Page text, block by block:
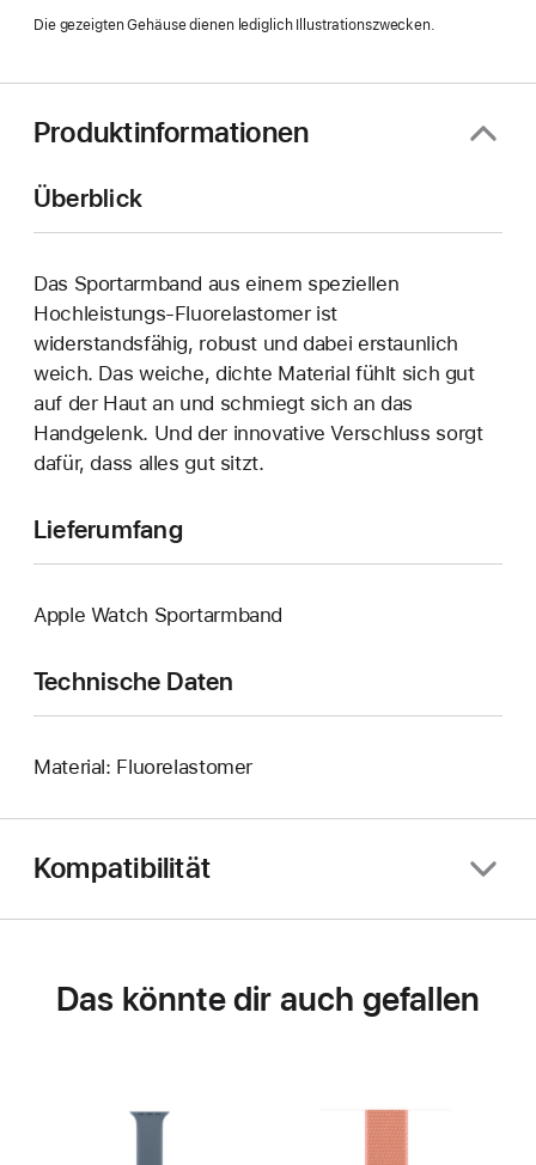
Die gezeigten Gehäuse dienen lediglich Illustrationszwecken.
Produktinformationen
Überblick
Das Sportarmband aus einem speziellen
Hochleistungs-Fluorelastomer ist
widerstandsfähig, robust und dabei erstaunlich
weich. Das weiche, dichte Material fühlt sich gut
auf der Haut an und schmiegt sich an das
Handgelenk. Und der innovative Verschluss sorgt
dafür, dass alles gut sitzt.
Lieferumfang
Apple Watch Sportarmband
Technische Daten
Material: Fluorelastomer
Kompatibilität
Das könnte dir auch gefallen